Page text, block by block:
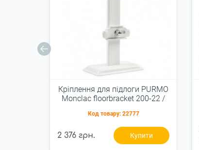
Кріплення для підлоги PURMO
Monclac floorbracket 200-22 /
Код товару: 22777
2 376 грн. Купити